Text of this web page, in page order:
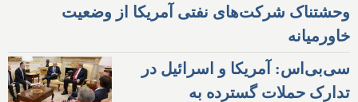
وحشتناک شرکت‌های نفتی آمریکا از وضعیت
خاورمیانه
سی‌بی‌اس: آمریکا و اسرائیل در
تدارک حملات گسترده به